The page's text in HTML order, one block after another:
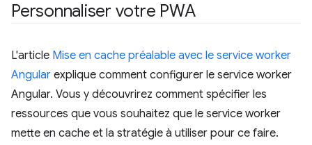
Personnaliser votre PWA
L'article Mise en cache préalable avec le service worker
Angular explique comment configurer le service worker
Angular. Vous y découvrirez comment spécifier les
ressources que vous souhaitez que le service worker
mette en cache et la stratégie à utiliser pour ce faire.